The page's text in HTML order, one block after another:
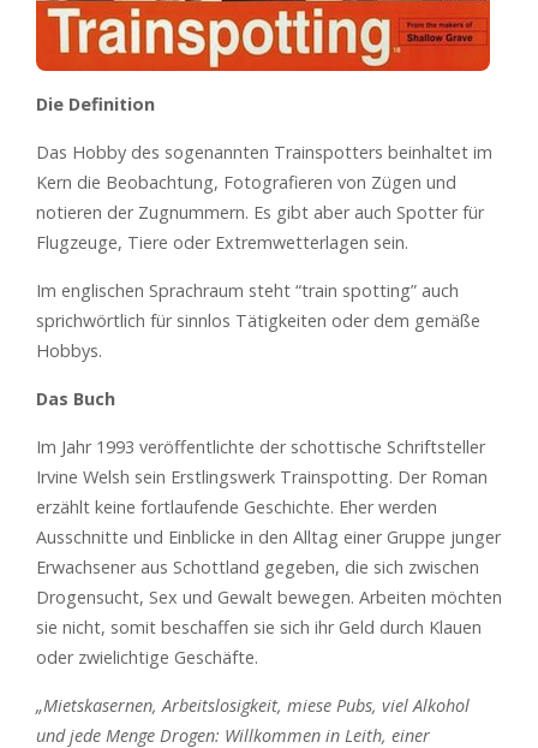
Die Definition
Das Hobby des sogenannten Trainspotters beinhaltet im
Kern die Beobachtung, Fotografieren von Zügen und
notieren der Zugnummern. Es gibt aber auch Spotter für
Flugzeuge, Tiere oder Extremwetterlagen sein.
Im englischen Sprachraum steht “train spotting” auch
sprichwörtlich für sinnlos Tätigkeiten oder dem gemäße
Hobbys.
Das Buch
Im Jahr 1993 veröffentlichte der schottische Schriftsteller
Irvine Welsh sein Erstlingswerk Trainspotting. Der Roman
erzählt keine fortlaufende Geschichte. Eher werden
Ausschnitte und Einblicke in den Alltag einer Gruppe junger
Erwachsener aus Schottland gegeben, die sich zwischen
Drogensucht, Sex und Gewalt bewegen. Arbeiten möchten
sie nicht, somit beschaffen sie sich ihr Geld durch Klauen
oder zwielichtige Geschäfte.
„Mietskasernen, Arbeitslosigkeit, miese Pubs, viel Alkohol
und jede Menge Drogen: Willkommen in Leith, einer